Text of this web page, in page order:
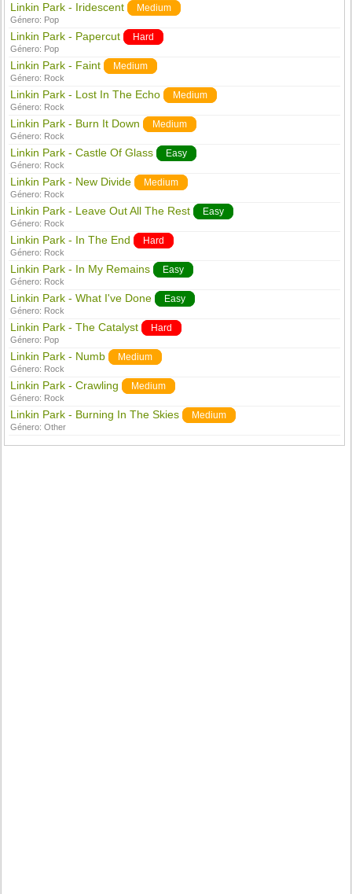
Linkin Park - Iridescent Medium
Género: Pop
Linkin Park - Papercut Hard
Género: Pop
Linkin Park - Faint Medium
Género: Rock
Linkin Park - Lost In The Echo Medium
Género: Rock
Linkin Park - Burn It Down Medium
Género: Rock
Linkin Park - Castle Of Glass Easy
Género: Rock
Linkin Park - New Divide Medium
Género: Rock
Linkin Park - Leave Out All The Rest Easy
Género: Rock
Linkin Park - In The End Hard
Género: Rock
Linkin Park - In My Remains Easy
Género: Rock
Linkin Park - What I've Done Easy
Género: Rock
Linkin Park - The Catalyst Hard
Género: Pop
Linkin Park - Numb Medium
Género: Rock
Linkin Park - Crawling Medium
Género: Rock
Linkin Park - Burning In The Skies Medium
Género:Other